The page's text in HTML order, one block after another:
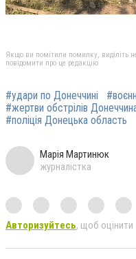
Якщо ви помітили помилку, виділіть
повідомити про це редакцію
#удари по Донеччині
#жертви обстрілів
#поліція Донецька область
Марія Мартинюк
журналістка
Авторизуйтесь, щоб оцінити